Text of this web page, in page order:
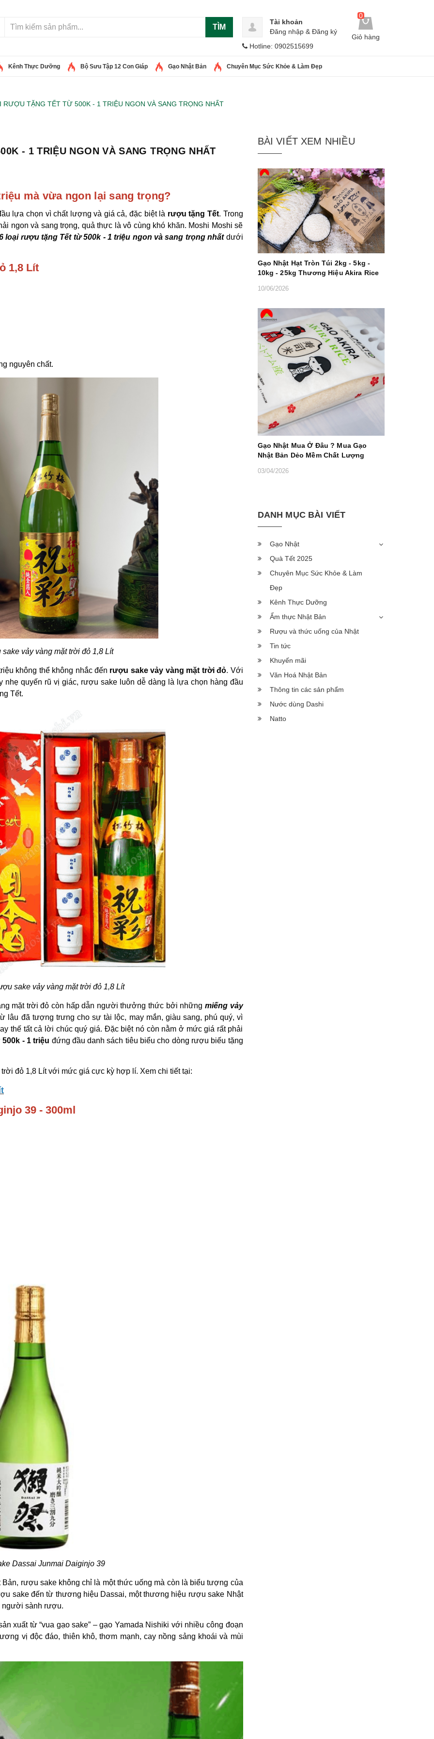
TÌM
0
Giỏ hàng
Tài khoản
Đăng nhập & Đăng ký
Hotline: 0902515699
Kênh Thực Dưỡng Bộ Sưu Tập 12 Con Giáp Gạo Nhật Bản Chuyên Mục Sức Khỏe & Làm Đẹp
RƯỢU TẶNG TẾT TỪ 500K - 1 TRIỆU NGON VÀ SANG TRỌNG NHẤT
- 1 TRIỆU NGON VÀ SANG TRỌNG NHẤT
mà vừa ngon lại sang trọng?
lựa chọn vì chất lượng và giá cả, đặc biệt là rượu tặng Tết. Trong
ngon và sang trọng, quả thực là vô cùng khó khăn. Moshi Moshi sẽ
loại rượu tặng Tết từ 500k - 1 triệu ngon và sang trọng nhất dưới
1,8 Lít
nguyên chất.
sake vảy vàng mặt trời đỏ 1,8 Lít
không thể không nhắc đến rượu sake vảy vàng mặt trời đỏ. Với
quyến rũ vị giác, rượu sake luôn dễ dàng là lựa chọn hàng đầu
Tết.
sake vảy vàng mặt trời đỏ 1,8 Lít
mặt trời đỏ còn hấp dẫn người thưởng thức bởi những miếng vảy
lâu đã tượng trưng cho sự tài lộc, may mắn, giàu sang, phú quý, vì
thế tất cả lời chúc quý giá. Đặc biệt nó còn nằm ở mức giá rất phải
500k - 1 triệu đứng đầu danh sách tiêu biểu cho dòng rượu biếu tặng
đỏ 1,8 Lít với mức giá cực kỳ hợp lí. Xem chi tiết tại:
39 - 300ml
Dassai Junmai Daiginjo 39
rượu sake không chỉ là một thức uống mà còn là biểu tượng của
sake đến từ thương hiệu Dassai, một thương hiệu rượu sake Nhật
người sành rượu.
xuất từ “vua gạo sake” – gạo Yamada Nishiki với nhiều công đoạn
vị độc đáo, thiên khô, thơm mạnh, cay nồng sảng khoái và mùi
BÀI VIẾT XEM NHIỀU
Gạo Nhật Hạt Tròn Túi 2kg - 5kg -
10kg - 25kg Thương Hiệu Akira Rice
10/06/2026
Gạo Nhật Mua Ở Đâu ? Mua Gạo
Nhật Bản Dẻo Mềm Chất Lượng
03/04/2026
DANH MỤC BÀI VIẾT
Gạo Nhật
Quà Tết 2025
Chuyên Mục Sức Khỏe & Làm
Đẹp
Kênh Thực Dưỡng
Ẩm thực Nhật Bản
Rượu và thức uống của Nhật
Tin tức
Khuyến mãi
Văn Hoá Nhật Bản
Thông tin các sản phẩm
Nước dùng Dashi
Natto